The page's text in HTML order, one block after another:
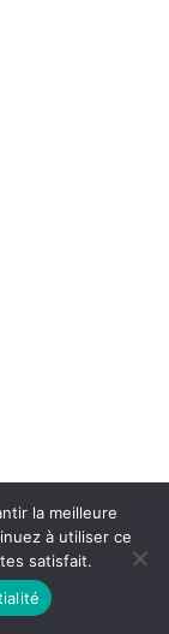
la meilleure
à utiliser ce
satisfait.